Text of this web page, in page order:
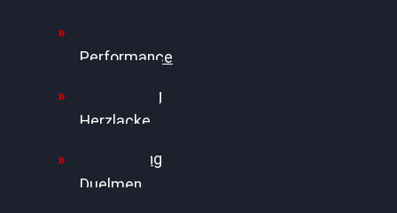
Performance
Chiptuning
Herzlacke
Chiptuning
Duelmen